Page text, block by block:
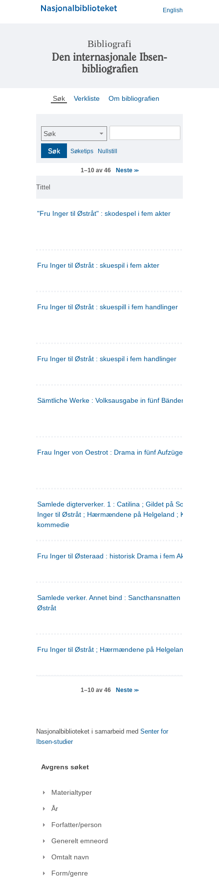
English
Bibliografi
Den internasjonale Ibsen-
bibliografien
Søk Verkliste Om bibliografien
Søk
Søk Søketips Nullstill
1–10 av 46 Neste>>
Tittel
"Fru Inger til Østråt" : skodespel i fem akter
Fru Inger til Østråt : skuespil i fem akter
Fru Inger til Østråt : skuespill i fem handlinger
Fru Inger til Østråt : skuespil i fem handlinger
Sämtliche Werke : Volksausgabe in fünf Bänden
Frau Inger von Oestrot : Drama in fünf Aufzügen
Samlede digterverker. 1 : Catilina ; Gildet på Solhaug ; Fru
Inger til Østråt ; Hærmændene på Helgeland ;
kommedie
Fru Inger til Østeraad : historisk Drama i fem Akter
Samlede verker. Annet bind : Sancthansnatten ; Fru Inger
Østråt
Fru Inger til Østråt ; Hærmændene på Helgeland
1–10 av 46 Neste>>
Nasjonalbiblioteket i samarbeid med Senter for
Ibsen-studier
Avgrens søket
Materialtyper
År
Forfatter/person
Generelt emneord
Omtalt navn
Form/genre